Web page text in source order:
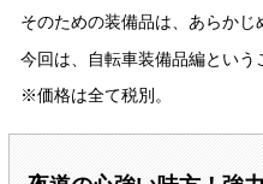
そのための装備品は、あらかじ
今回は、自転車装備品編という
※価格は全て税別。